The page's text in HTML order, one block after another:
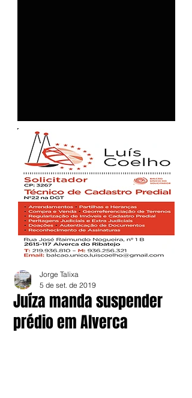
Juíza manda suspender
prédio em Alverca
Jorge Talixa
5 de set. de 2019